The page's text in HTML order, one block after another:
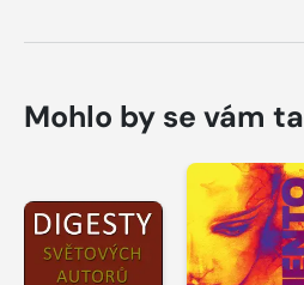
Mohlo by se vám